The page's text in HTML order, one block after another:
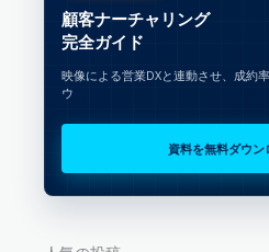
顧客ナーチャリング
完全ガイド
映像による営業DXと連動させ、成約
ウ
資料を無料ダウン